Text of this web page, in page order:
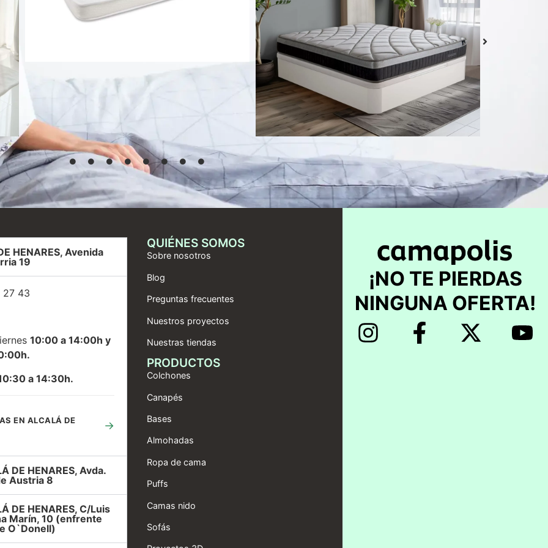
51,45€
Colchón Delizia
Desde 439,00€
Seleccionar
opciones
HENARES, Avenida
19
27 43
10:00 a 14:00h y
a 14:30h.
EN ALCALÁ DE
→
DE HENARES, Avda.
Austria 8
DE HENARES, C/Luis
Marín, 10 (enfrente
O`Donell)
QUIÉNES SOMOS
Sobre nosotros
Blog
Preguntas frecuentes
Nuestros proyectos
Nuestras tiendas
PRODUCTOS
Colchones
Canapés
Bases
Almohadas
Ropa de cama
Puffs
Camas nido
Sofás
¡NO TE PIERDAS
NINGUNA OFERTA!